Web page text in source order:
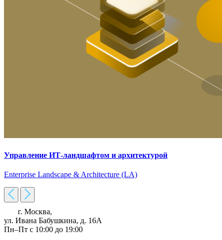
Управление ИТ-ландшафтом и архитектурой
Enterprise Landscape & Architecture (LA)
г. Москва,
ул. Ивана Бабушкина, д. 16А
Пн–Пт с 10:00 до 19:00